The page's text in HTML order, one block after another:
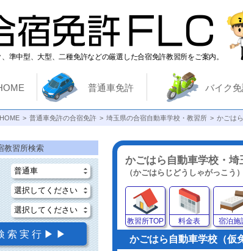
準中型、大型、二種免許などの厳選した合宿免許教習所をご案内。
普通車免許 バイク
普通車免許の合宿免許 埼玉県の合宿自動車学校・教習所 かごは
かごはら自動車学校・埼
（かごはらじどうしゃがっこう）
教習所TOP
料金表 宿泊施
かごはら自動車学校（仮
教習所検索